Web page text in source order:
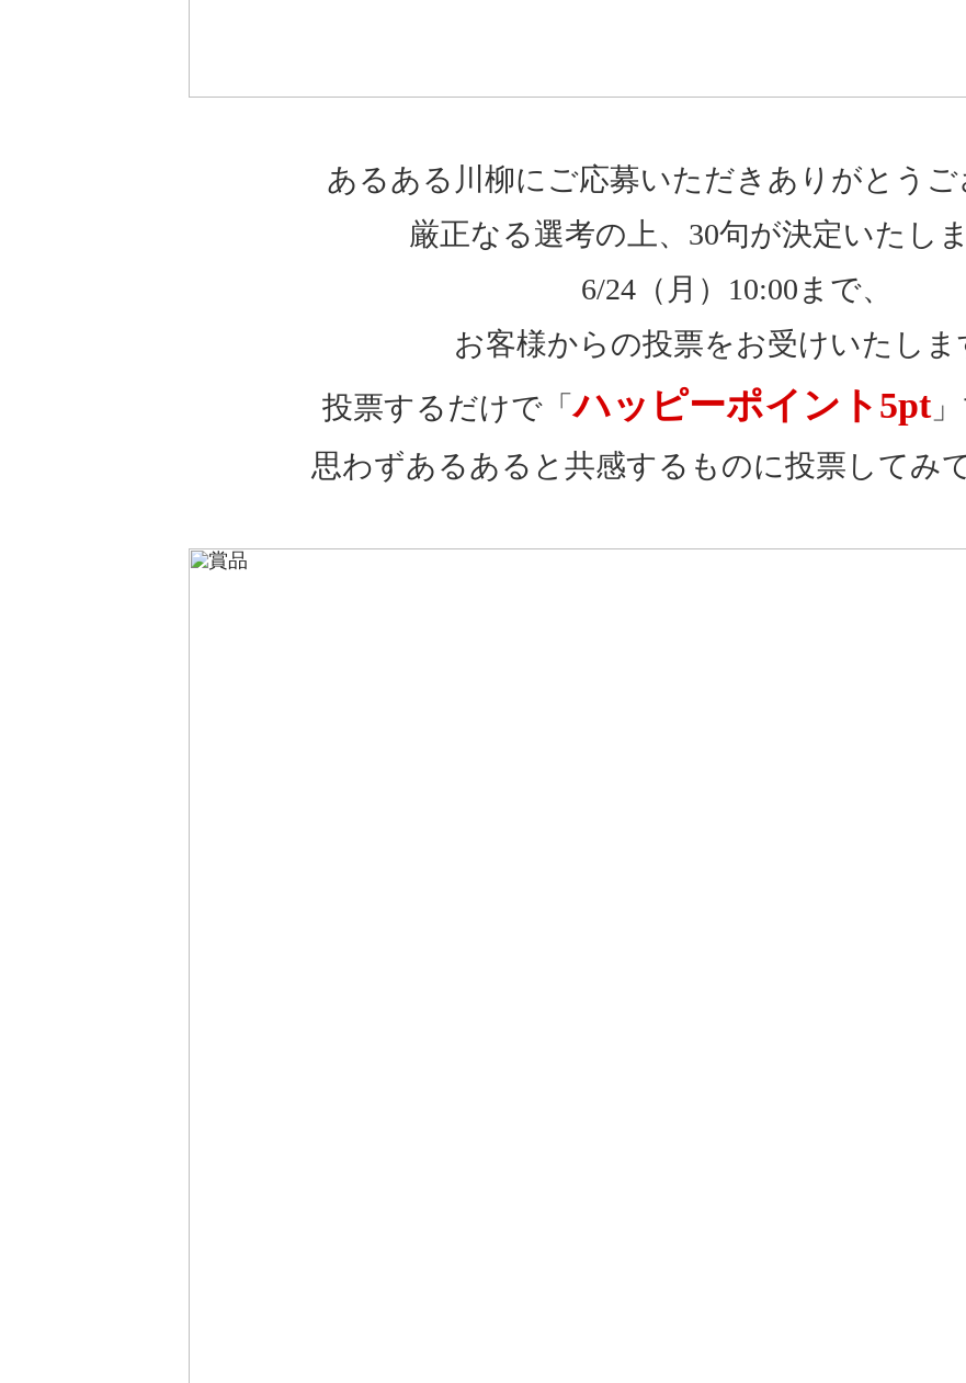
あるある川柳にご応募いただきありがとうご
厳正なる選考の上、30句が決定いたし
6/24（月）10:00まで、
お客様からの投票をお受けいたしま
投票するだけで「ハッピーポイント5pt
思わずあるあると共感するものに投票してみ